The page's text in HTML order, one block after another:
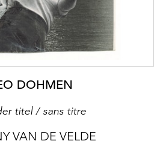
DOHMEN
titel / sans titre
VAN DE VELDE